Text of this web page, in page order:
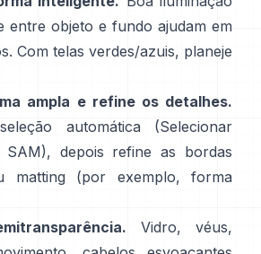
entre objeto e fundo ajudam em
Com telas verdes/azuis, planeje
ampla e refine os detalhes.
automática (Selecionar
SAM), depois refine as bordas
matting (por exemplo,
forma
Vidro, véus,